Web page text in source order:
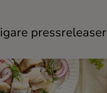
pressreleaser